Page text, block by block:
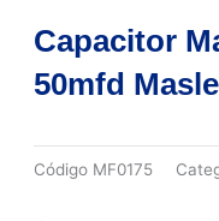
Capacitor
50mfd
Código MF0175